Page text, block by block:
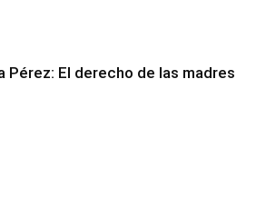
Pérez: El derecho de las madres